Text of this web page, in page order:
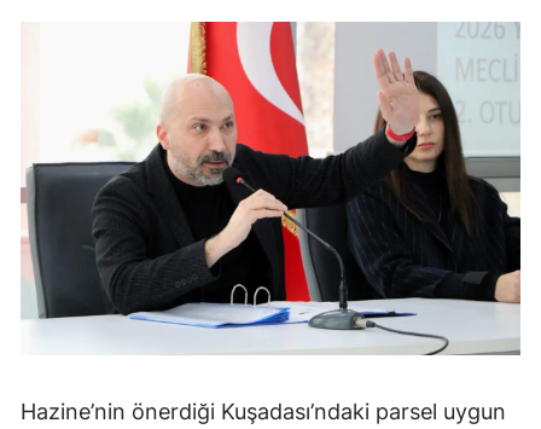
Hazine’nin önerdiği Kuşadası’ndaki parsel uygun